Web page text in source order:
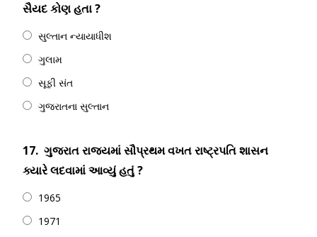
સૈયદ કોણ હતા ?
સુલ્તાન ન્યાયાધીશ
ગુલામ
સૂફી સંત
ગુજરાતના સુલ્તાન
17. ગુજરાત રાજ્યમાં સૌપ્રથમ વખત રાષ્ટ્રપતિ શાસન
ક્યારે લદવામાં આવ્યું હતું ?
1965
1971